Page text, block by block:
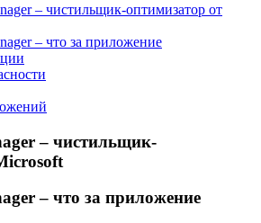
– чистильщик-оптимизатор от
– что за приложение
– чистильщик-
– что за приложение